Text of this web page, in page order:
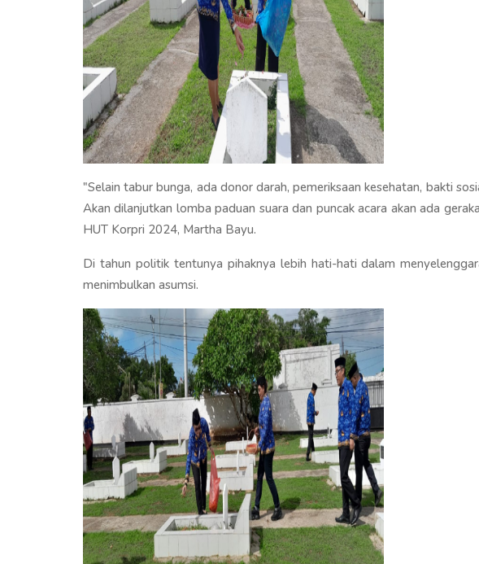
"Selain tabur bunga, ada donor darah, pemeriksaan kesehatan, bakti
Akan dilanjutkan lomba paduan suara dan puncak acara akan ada
HUT Korpri 2024, Martha Bayu.
Di tahun politik tentunya pihaknya lebih hati-hati dalam
menimbulkan asumsi.